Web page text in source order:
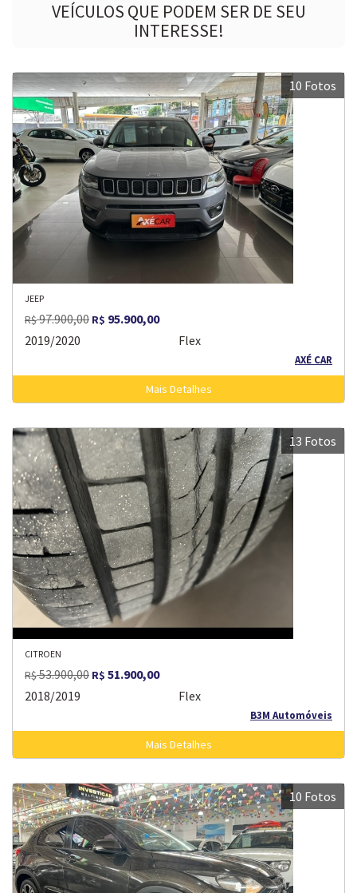
VEÍCULOS QUE PODEM SER DE SEU
INTERESSE!
10 Fotos
JEEP
R$97.900,00 R$ 95.900,00
2019/2020
Flex
AXÉ CAR
Mais Detalhes
13 Fotos
CITROEN
R$53.900,00 R$ 51.900,00
2018/2019
Flex
B3M Automóveis
Mais Detalhes
10 Fotos